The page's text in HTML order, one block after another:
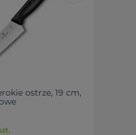
ostrze, 19 cm,